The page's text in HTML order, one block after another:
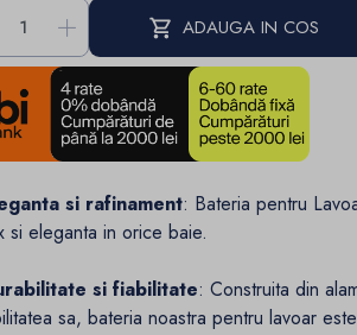
+ ADAUGA IN COS
si rafinament: Bateria pentru
si eleganta in orice baie.
si fiabilitate: Construita din
sa, bateria noastra pentru lavoar